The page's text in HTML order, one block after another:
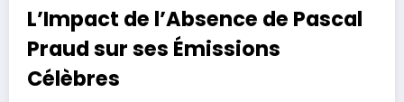
L’Impact de l’Absence de Pascal
Praud sur ses Émissions
Célèbres